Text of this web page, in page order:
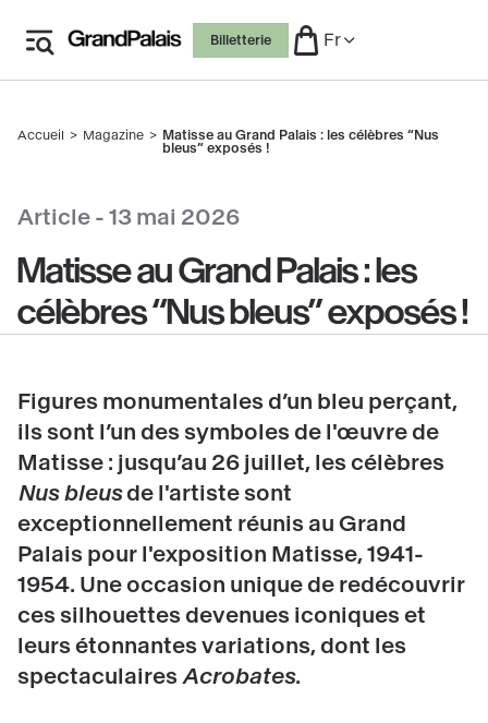
contenu
Billetterie Fr
Fil
Accueil Magazine
Matisse au Grand Palais : les célèbres “Nus
bleus” exposés !
Article - 13 mai 2026
Matisse au Grand Palais : les
célèbres “Nus bleus” exposés !
Figures monumentales d’un bleu perçant,
ils sont l’un des symboles de l'œuvre de
Matisse : jusqu’au 26 juillet, les célèbres
Nus bleusde l'artiste sont
exceptionnellement réunis au Grand
Palais pour l'exposition Matisse, 1941-
1954. Une occasion unique de redécouvrir
ces silhouettes devenues iconiques et
leurs étonnantes variations, dont les
spectaculaires Acrobates.